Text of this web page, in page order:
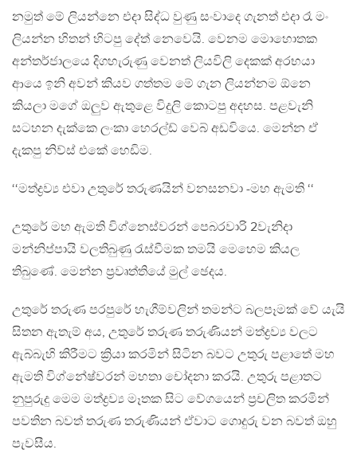
නමුත් මේ ලියන්නෙ එදා සිද්ධ වුණු සංවාදෙ ගැනත් එදා රෑ මං
ලියන්න හිතන් හිටපු දේත් නෙවෙයි. වෙනම මොහොතක
අන්තර්ජාලයෙ දිගහැරුණු වෙනත් ලියවිලි දෙකක් අරභයා
ආයෙ ඉනි අවන් කියව ගත්තම මේ ගැන ලියන්නම ඕනෙ
කියලා මගේ ඔලුව ඇතුළෙ විදුලි කොටපු අදහස. පළවැනි
සටහන දැක්කෙ ලංකා හෙරල්ඩ් වෙබ් අඩවියෙ. මෙන්න ඒ
දැකපු නිව්ස් එකේ හෙඩිම.
‘‘මත්ද්‍රව්‍ය එවා උතුරේ තරුණයින් වනසනවා -මහ ඇමති ‘‘
උතුරේ මහ ඇමති විග්නෙස්වරන් පෙබරවාරි 2වැනිදා
මන්නිප්පායි වලතිබුණු රැස්වීමක තමයි මෙහෙම කියල
තිබුණේ. මෙන්න ප්‍රවෘත්තියේ මුල් ඡෙදය.
උතුරේ තරුණ පරපුරේ හැගීම්වලින් තමන්ට බලපෑමක් වේ යැයි
සිතන ඇතැම් අය, උතුරේ තරුණ තරුණියන් මත්ද්‍රව්‍ය වලට
ඇබ්බැහි කිරීමට ක්‍රියා කරමින් සිටින බවට උතුරු පළාතේ මහ
ඇමති විග්නේෂ්වරන් මහතා චෝදනා කරයි. උතුරු පළාතට
නුපුරුදු මෙම මත්ද්‍රව්‍ය මෑතක සිට වේගයෙන් ප්‍රචලිත කරමින්
පවතින බවත් තරුණ තරුණියන් ඒවාට ගොදුරු වන බවත් ඔහු
පැවසීය.